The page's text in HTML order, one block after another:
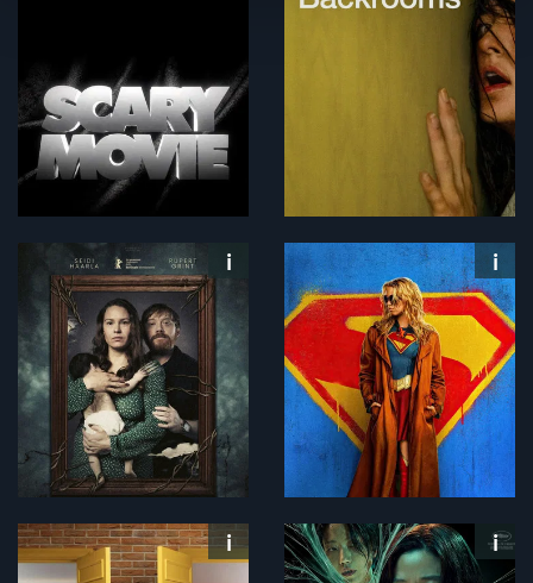
Informationen zu deiner Verwendung unserer Website an
unsere Partner für soziale Medien, Werbung und
Analysen weiter. Unsere Partner führen diese
Informationen möglicherweise mit weiteren Daten
zusammen, die du ihnen bereitgestellt hast oder welche
sie im Rahmen deiner Nutzung der Dienste gesammelt
widerrufen.